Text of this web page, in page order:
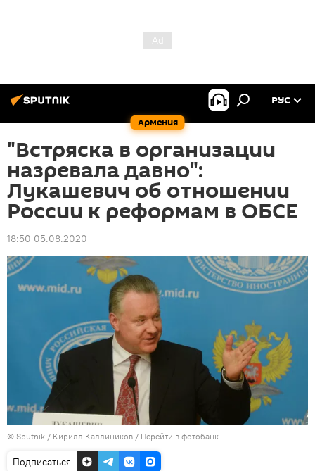
Армения
РУС
"Встряска в организации
назревала давно":
Лукашевич об отношении
России к реформам в ОБСЕ
18:50 05.08.2020
© Sputnik / Кирилл Каллиников / Перейти в фотобанк
Подписаться